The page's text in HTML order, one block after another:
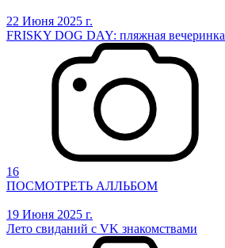
22 Июня 2025 г.
FRISKY DOG DAY: пляжная вечеринка
16
ПОСМОТРЕТЬ АЛЛЬБОМ
19 Июня 2025 г.
Лето свиданий с VK знакомствами